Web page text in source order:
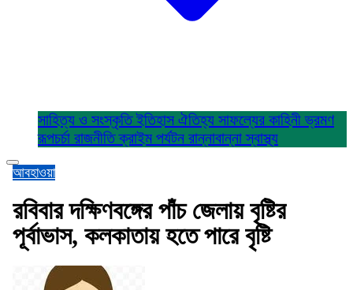
সাহিত্য ও সংস্কৃতিইতিহাস ঐতিহ্য সাফল্যের কাহিনীভ্রমণ
রূপচর্চা রাজনীতিক্রাইম পর্যটন রান্নাবান্নাস্বাস্থ্য
আবহাওয়া
রবিবার দক্ষিণবঙ্গের পাঁচ জেলায় বৃষ্টির
পূর্বাভাস, কলকাতায় হতে পারে বৃষ্টি